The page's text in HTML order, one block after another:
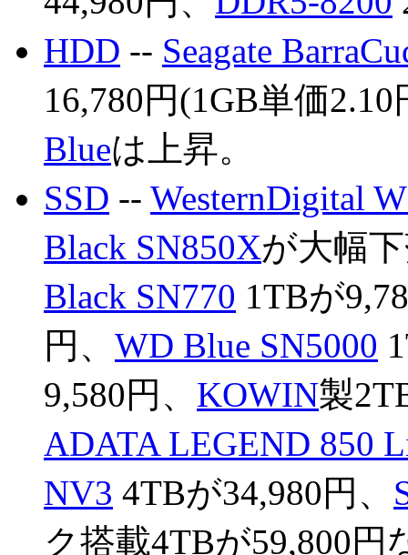
HDD -- Seagate
16,780円(1GB単価
Blueは上昇。
SSD -- WesternDigital
Black SN850Xが大幅
Black SN770 1TBが
円、 WD Blue SN5000
9,580円、 KOWIN製
ADATA LEGEND 850
NV3 4TBが34,980円、
ク搭載4TBが59,800